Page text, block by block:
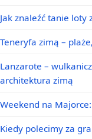
Jak znaleźć tanie loty
Teneryfa zimą –
Lanzarote –
architektura zimą
Weekend na
Kiedy polecimy za